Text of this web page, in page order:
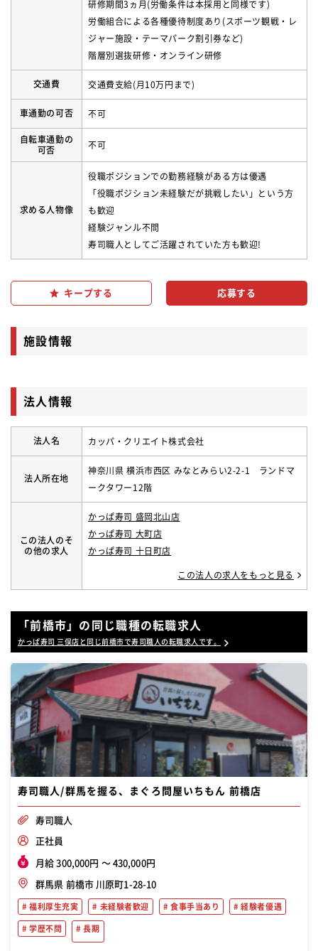
研修期間3ヵ月(労働条件は本採用と同様です)
労働組合による各種優待制度あり(スポーツ観戦・レ
ジャー施設・テーマパーク割引券など)
階層別選抜研修・オンライン研修
交通費 交通費支給(月10万円まで)
車通勤の可否 不可
自転車通勤の
可否
不可
求める人物像
役職ポジションでの勤務経験がある方は優遇
「役職ポジション未経験だが挑戦したい」という方
も歓迎
経験ジャンル不問
寿司職人としてご活躍されていた方も歓迎!
キープする
施設情報
法人情報
法人名 カッパ・クリエイト株式会社
法人所在地
神奈川県 横浜市西区 みなとみらい2-2-1 ランドマ
ークタワー12階
この法人のそ
の他の求人
かっぱ寿司 盛岡北山店
かっぱ寿司 大町店
かっぱ寿司 十日町店
この法人の求人をもっと見る
「前橋市」の同じ職種の転職求人
かっぱ寿司 三俣店と同じ前橋市で寿司職人の転職求人です。
寿司職人/群馬を握る、まぐろ問屋いちもん 前橋店
寿司職人
正社員
月給 300,000円 〜 430,000円
群馬県 前橋市 川原町1-28-10
福利厚生充実 未経験者歓迎 食事手当あり 経験者優遇
学歴不問 長期